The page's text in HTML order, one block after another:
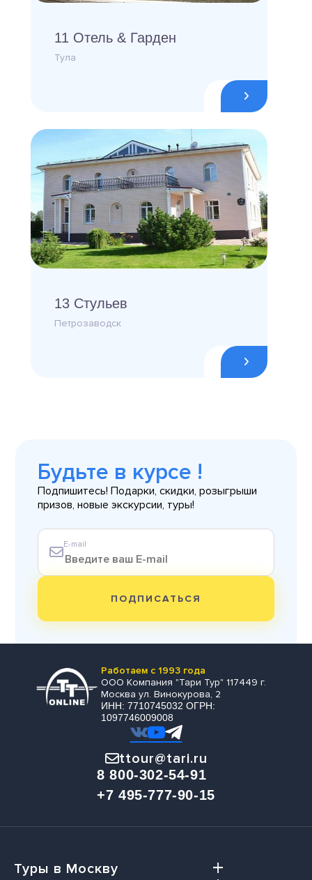
11 Отель & Гарден
Тула
13 Стульев
Петрозаводск
Будьте в курсе !
Подпишитесь! Подарки, скидки, розыгрыши
призов, новые экскурсии, туры!
E-mail
ПОДПИСАТЬСЯ
Работаем с 1993 года
ООО Компания "Тари Тур" 117449 г.
Москва ул. Винокурова, 2
ИНН: 7710745032 ОГРН:
1097746009008
ttour@tari.ru
8 800-302-54-91
+7 495-777-90-15
Туры в Москву